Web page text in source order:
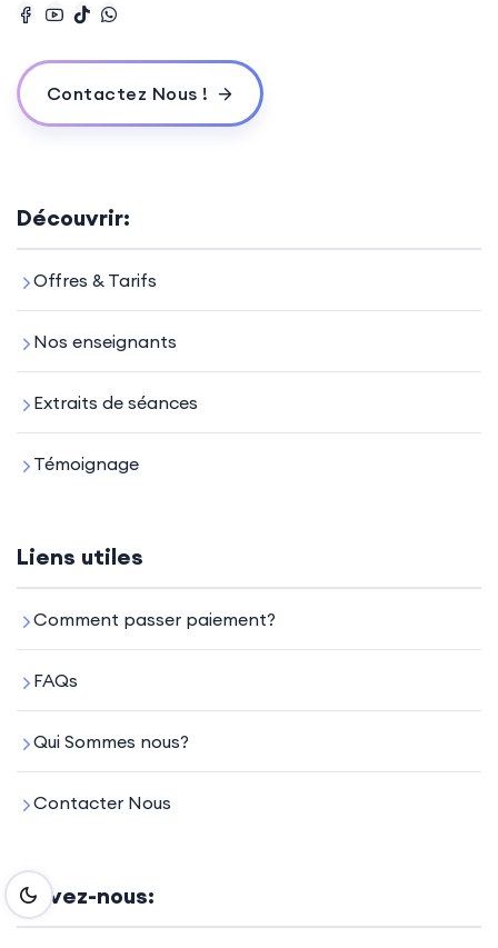
Contactez Nous !
Découvrir:
Offres & Tarifs
Nos enseignants
Extraits de séances
Témoignage
Liens utiles
Comment passer paiement?
FAQs
Qui Sommes nous?
Contacter Nous
Suivez-nous: